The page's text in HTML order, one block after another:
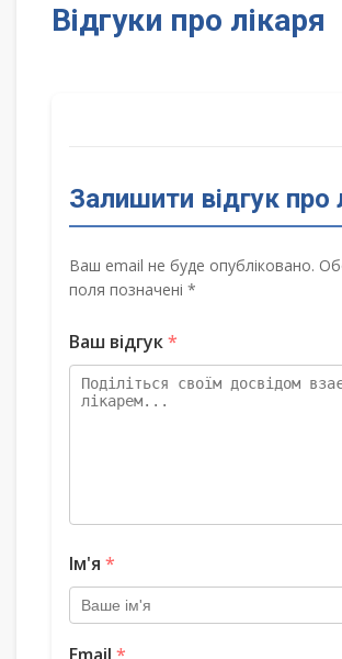
Відгуки про лікаря
Залишити відгук про
Ваш email не буде опубліковано.
поля позначені *
Ваш відгук*
Ім'я *